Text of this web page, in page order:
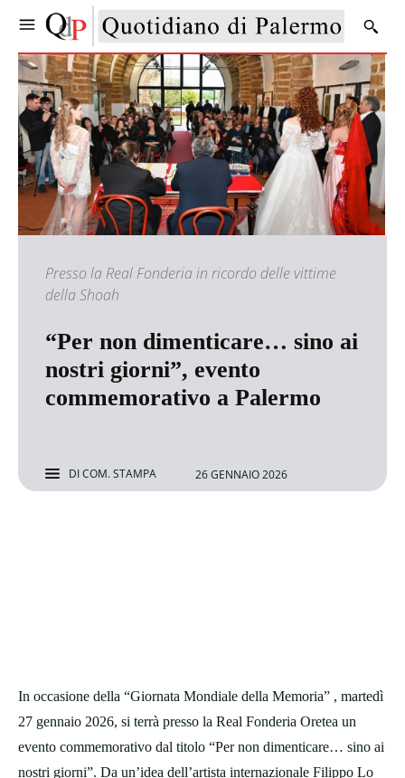
Presso la Real Fonderia in ricordo delle vittime
della Shoah
“Per non dimenticare… sino ai
nostri giorni”, evento
commemorativo a Palermo
DICOM. STAMPA 26 GENNAIO 2026
In occasione della “Giornata Mondiale della Memoria” , martedì
27 gennaio 2026, si terrà presso la Real Fonderia Oretea un
evento commemorativo dal titolo “Per non dimenticare… sino ai
nostri giorni”. Da un’idea dell’artista internazionale Filippo Lo